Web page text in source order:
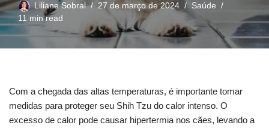
Liliane Sobral 27 de março de 2024
Saúde
11 min read
Com a chegada das altas temperaturas, é importante tomar
medidas para proteger seu Shih Tzu do calor intenso. O
excesso de calor pode causar hipertermia nos cães, levando a